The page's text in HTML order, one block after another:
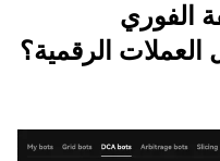
الفوري